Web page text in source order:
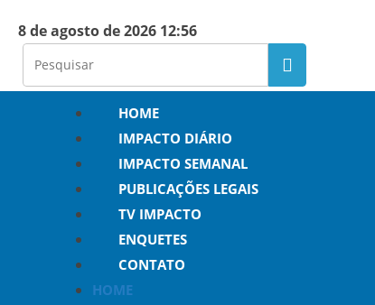
8 de agosto de 2026 12:56
HOME
IMPACTO DIÁRIO
IMPACTO SEMANAL
PUBLICAÇÕES LEGAIS
TV IMPACTO
ENQUETES
CONTATO
HOME